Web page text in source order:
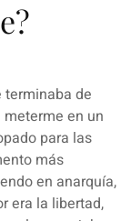
terminaba de
en un
para las
más
en anarquía,
era la libertad,